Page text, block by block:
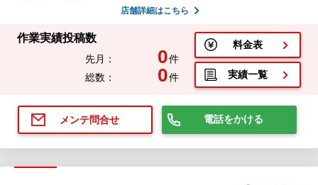
店舗詳細はこちら
作業実績投稿数
先月： 0件
総数：
0件
料金表
実績一覧
メンテ問合せ 電話をかける